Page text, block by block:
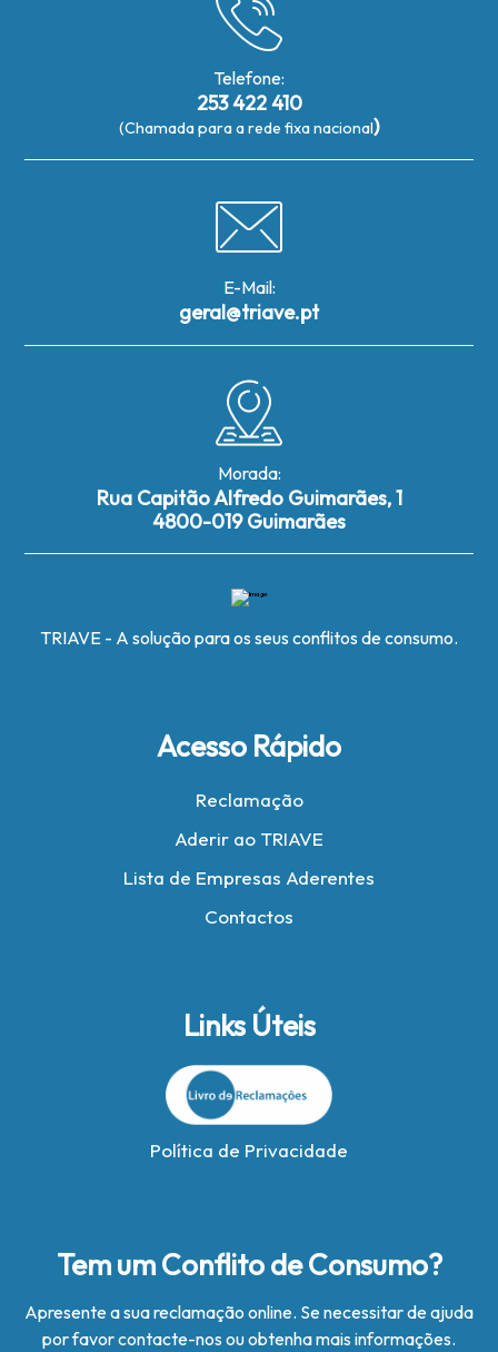
Telefone:
253 422 410
(Chamada para a rede fixa nacional)
E-Mail:
geral@triave.pt
Morada:
Rua Capitão Alfredo Guimarães, 1
4800-019 Guimarães
TRIAVE - A solução para os seus conflitos de consumo.
Acesso Rápido
Reclamação
Aderir ao TRIAVE
Lista de Empresas Aderentes
Contactos
Links Úteis
Política de Privacidade
Tem um Conflito de Consumo?
Apresente a sua reclamação online. Se necessitar de ajuda
por favor contacte-nos ou obtenha mais informações.